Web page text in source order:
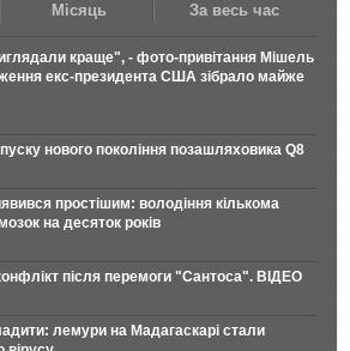
Місяць За весь час
краще", - фото-привітання Мішель
екс-президента США зібрало майже
нового покоління позашляховика Q8
простішим: володіння кількома
на десяток років
після перемоги "Сантоса". ВІДЕО
лемури на Мадагаскарі стали